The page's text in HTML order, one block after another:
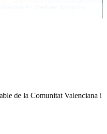
de la Comunitat Valenciana i